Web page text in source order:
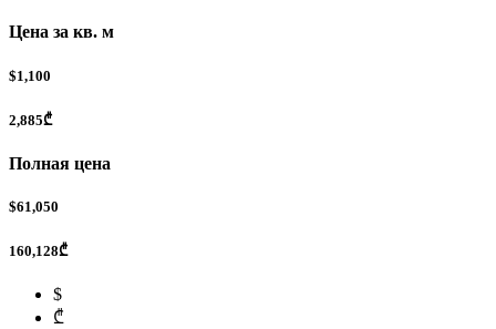
Цена за кв. м
$1,100
2,885₾
Полная цена
$61,050
160,128₾
$
₾